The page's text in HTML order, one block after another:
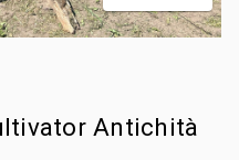
Antichità